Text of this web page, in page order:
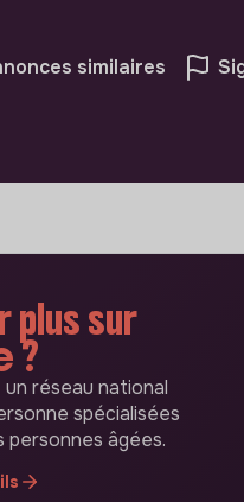
similaires
plus sur
?
réseau national
spécialisées
personnes âgées.